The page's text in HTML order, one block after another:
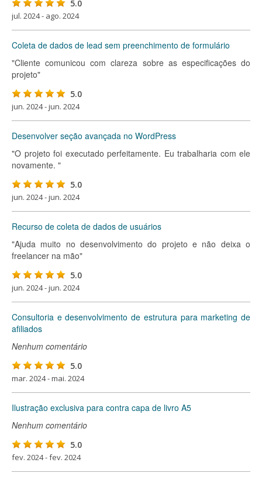
5.0
jul. 2024 - ago. 2024
Coleta de dados de lead sem preenchimento de formulário
"Cliente comunicou com clareza sobre as especificações do
projeto"
5.0
jun. 2024 - jun. 2024
Desenvolver seção avançada no WordPress
"O projeto foi executado perfeitamente. Eu trabalharia com ele
novamente. "
5.0
jun. 2024 - jun. 2024
Recurso de coleta de dados de usuários
"Ajuda muito no desenvolvimento do projeto e não deixa o
freelancer na mão"
5.0
jun. 2024 - jun. 2024
Consultoria e desenvolvimento de estrutura para marketing de
afiliados
Nenhum comentário
5.0
mar. 2024 - mai. 2024
Ilustração exclusiva para contra capa de livro A5
Nenhum comentário
5.0
fev. 2024 - fev. 2024